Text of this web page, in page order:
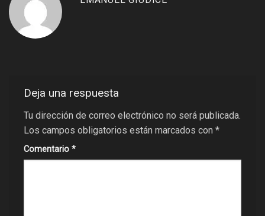
Deja una respuesta
Tu dirección de correo electrónico no será publicada.
Los campos obligatorios están marcados con *
Comentario *